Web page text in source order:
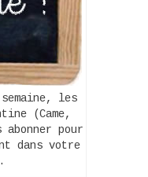
les
(Came,
abonner pour
dans votre